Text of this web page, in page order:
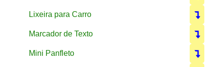
Lixeira para Carro
Marcador de Texto
Mini Panfleto